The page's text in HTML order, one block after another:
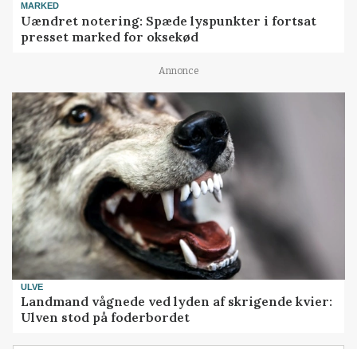
MARKED
Uændret notering: Spæde lyspunkter i fortsat
presset marked for oksekød
Annonce
ULVE
Landmand vågnede ved lyden af skrigende kvier:
Ulven stod på foderbordet